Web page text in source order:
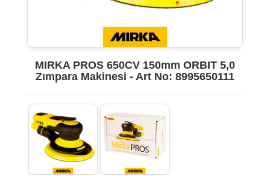
MIRKA PROS 650CV 150mm ORBIT 5,0
Zımpara Makinesi - Art No: 8995650111